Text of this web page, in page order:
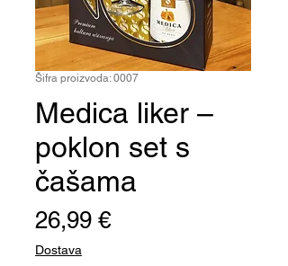
Šifra proizvoda: 0007
Medica liker –
poklon set s
čašama
26,99 €Cijena
Dostava